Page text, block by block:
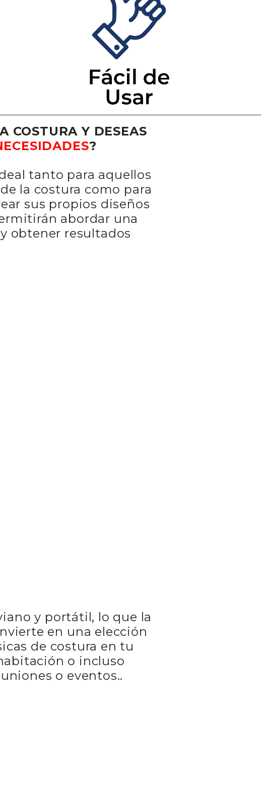
COSTURA Y DESEAS
?
tanto para aquellos
la costura como para
sus propios diseños
abordar una
obtener resultados
y portátil, lo que la
en una elección
de costura en tu
o incluso
o eventos..